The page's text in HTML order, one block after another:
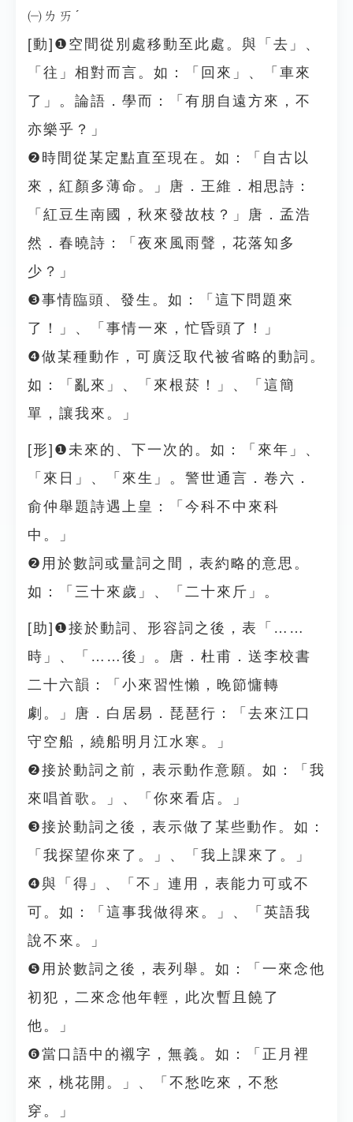
㈠ㄌㄞˊ
[動]❶空間從別處移動至此處。與「去」、
「往」相對而言。如：「回來」、「車來
了」。論語．學而：「有朋自遠方來，不
亦樂乎？」
❷時間從某定點直至現在。如：「自古以
來，紅顏多薄命。」唐．王維．相思詩：
「紅豆生南國，秋來發故枝？」唐．孟浩
然．春曉詩：「夜來風雨聲，花落知多
少？」
❸事情臨頭、發生。如：「這下問題來
了！」、「事情一來，忙昏頭了！」
❹做某種動作，可廣泛取代被省略的動詞。
如：「亂來」、「來根菸！」、「這簡
單，讓我來。」
[形]❶未來的、下一次的。如：「來年」、
「來日」、「來生」。警世通言．卷六．
俞仲舉題詩遇上皇：「今科不中來科
中。」
❷用於數詞或量詞之間，表約略的意思。
如：「三十來歲」、「二十來斤」。
[助]❶接於動詞、形容詞之後，表「……
時」、「……後」。唐．杜甫．送李校書
二十六韻：「小來習性懶，晚節慵轉
劇。」唐．白居易．琵琶行：「去來江口
守空船，繞船明月江水寒。」
❷接於動詞之前，表示動作意願。如：「我
來唱首歌。」、「你來看店。」
❸接於動詞之後，表示做了某些動作。如：
「我探望你來了。」、「我上課來了。」
❹與「得」、「不」連用，表能力可或不
可。如：「這事我做得來。」、「英語我
說不來。」
❺用於數詞之後，表列舉。如：「一來念他
初犯，二來念他年輕，此次暫且饒了
他。」
❻當口語中的襯字，無義。如：「正月裡
來，桃花開。」、「不愁吃來，不愁
穿。」